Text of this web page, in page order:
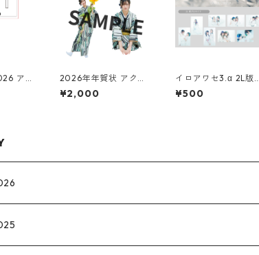
アク
2026年年賀状 アクリ
ルスタンド
¥2,000
イロアワセ3.α 2L版ブ
ロマイド
¥500